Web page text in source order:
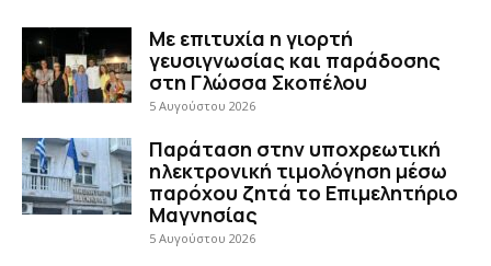
Με επιτυχία η γιορτή
γευσιγνωσίας και παράδοσης
στη Γλώσσα Σκοπέλου
5 Αυγούστου 2026
Παράταση στην υποχρεωτική
ηλεκτρονική τιμολόγηση μέσω
παρόχου ζητά το Επιμελητήριο
Μαγνησίας
5 Αυγούστου 2026